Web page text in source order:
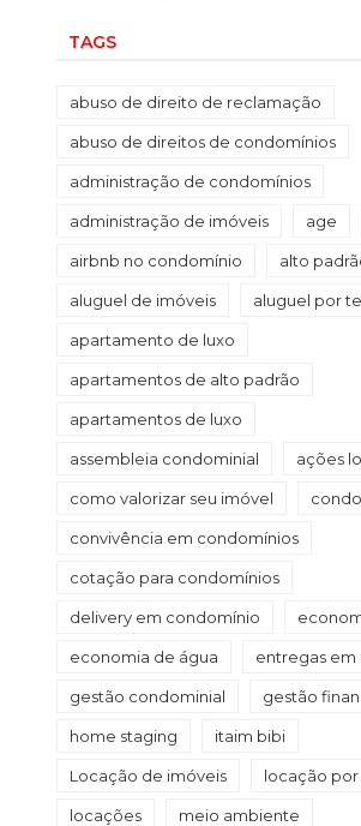
TAGS
abuso de direito de reclamação
abuso de direitos de condomínios
administração de condomínios
administração de imóveis age
airbnb no condomínio alto
aluguel de imóveis aluguel por
apartamento de luxo
apartamentos de alto padrão
apartamentos de luxo
assembleia condominial ações
como valorizar seu imóvel
convivência em condomínios
cotação para condomínios
delivery em condomínio
economia de água entregas
gestão condominial gestão
home staging itaim bibi
Locação de imóveis locação
locações meio ambiente